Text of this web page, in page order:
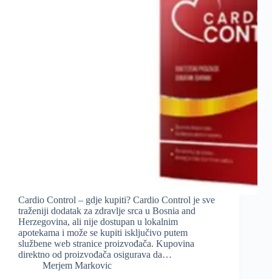
Cardio Control – gdje kupiti? Cardio Control je sve
traženiji dodatak za zdravlje srca u Bosnia and
Herzegovina, ali nije dostupan u lokalnim
apotekama i može se kupiti isključivo putem
službene web stranice proizvođača. Kupovina
direktno od proizvođača osigurava da…
Merjem Markovic